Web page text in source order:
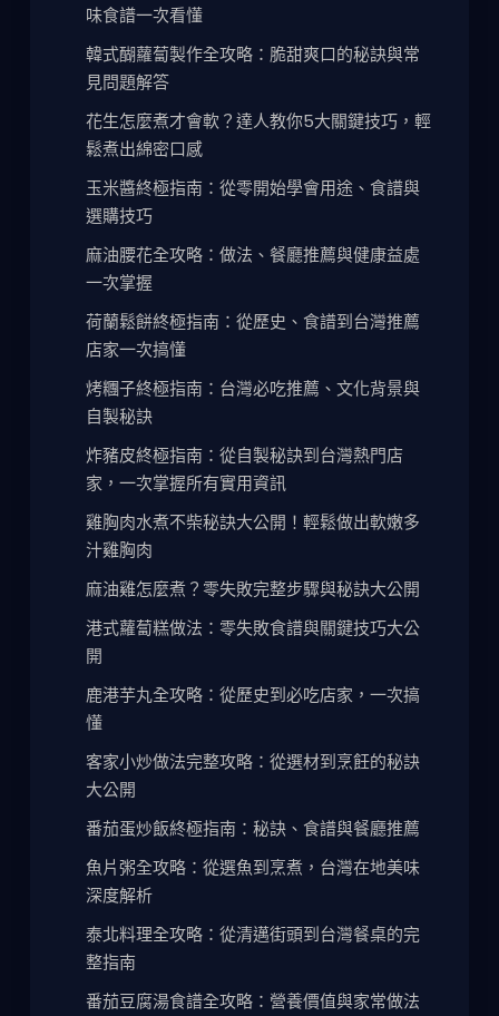
味食譜一次看懂
韓式醐蘿蔔製作全攻略：脆甜爽口的秘訣與常
見問題解答
花生怎麼煮才會軟？達人教你5大關鍵技巧，輕
鬆煮出綿密口感
玉米醬終極指南：從零開始學會用途、食譜與
選購技巧
麻油腰花全攻略：做法、餐廳推薦與健康益處
一次掌握
荷蘭鬆餅終極指南：從歷史、食譜到台灣推薦
店家一次搞懂
烤糰子終極指南：台灣必吃推薦、文化背景與
自製秘訣
炸豬皮終極指南：從自製秘訣到台灣熱門店
家，一次掌握所有實用資訊
雞胸肉水煮不柴秘訣大公開！輕鬆做出軟嫩多
汁雞胸肉
麻油雞怎麼煮？零失敗完整步驟與秘訣大公開
港式蘿蔔糕做法：零失敗食譜與關鍵技巧大公
開
鹿港芋丸全攻略：從歷史到必吃店家，一次搞
懂
客家小炒做法完整攻略：從選材到烹飪的秘訣
大公開
番茄蛋炒飯終極指南：秘訣、食譜與餐廳推薦
魚片粥全攻略：從選魚到烹煮，台灣在地美味
深度解析
泰北料理全攻略：從清邁街頭到台灣餐桌的完
整指南
番茄豆腐湯食譜全攻略：營養價值與家常做法